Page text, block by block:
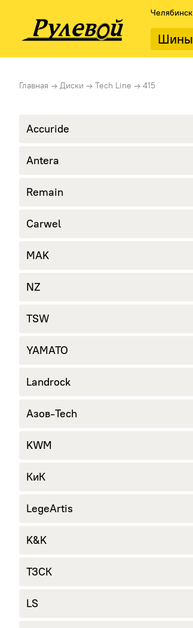
Челябинск
Шины
Каталог дисков
Тип диска
Стальные диски
Найти
Главная → Диски → Tech Line → 415
Accuride
Antera
Remain
Carwel
MAK
NZ
TSW
YAMATO
Landrock
Азов-Tech
KWM
КиК
LegeArtis
K&K
ТЗСК
LS